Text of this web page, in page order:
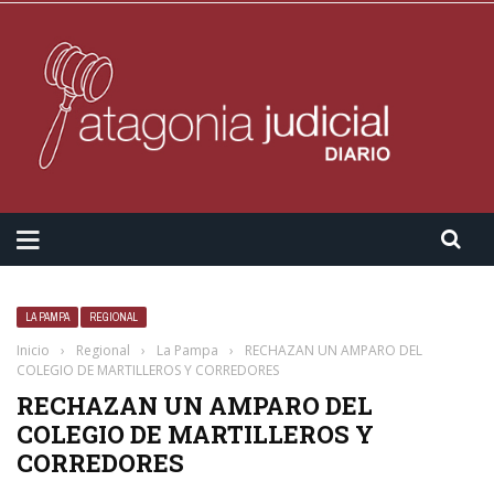
LA PAMPA REGIONAL
Inicio › Regional › La Pampa ›
RECHAZAN UN AMPARO DEL
COLEGIO DE MARTILLEROS Y CORREDORES
RECHAZAN UN AMPARO DEL
COLEGIO DE MARTILLEROS Y
CORREDORES